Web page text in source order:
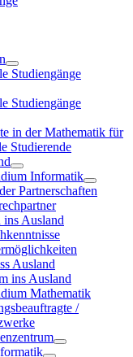
Studiengänge
Studiengänge
in der Mathematik für
Studierende
Informatik
Partnerschaften
ins Ausland
Ausland
ins Ausland
Mathematik
/